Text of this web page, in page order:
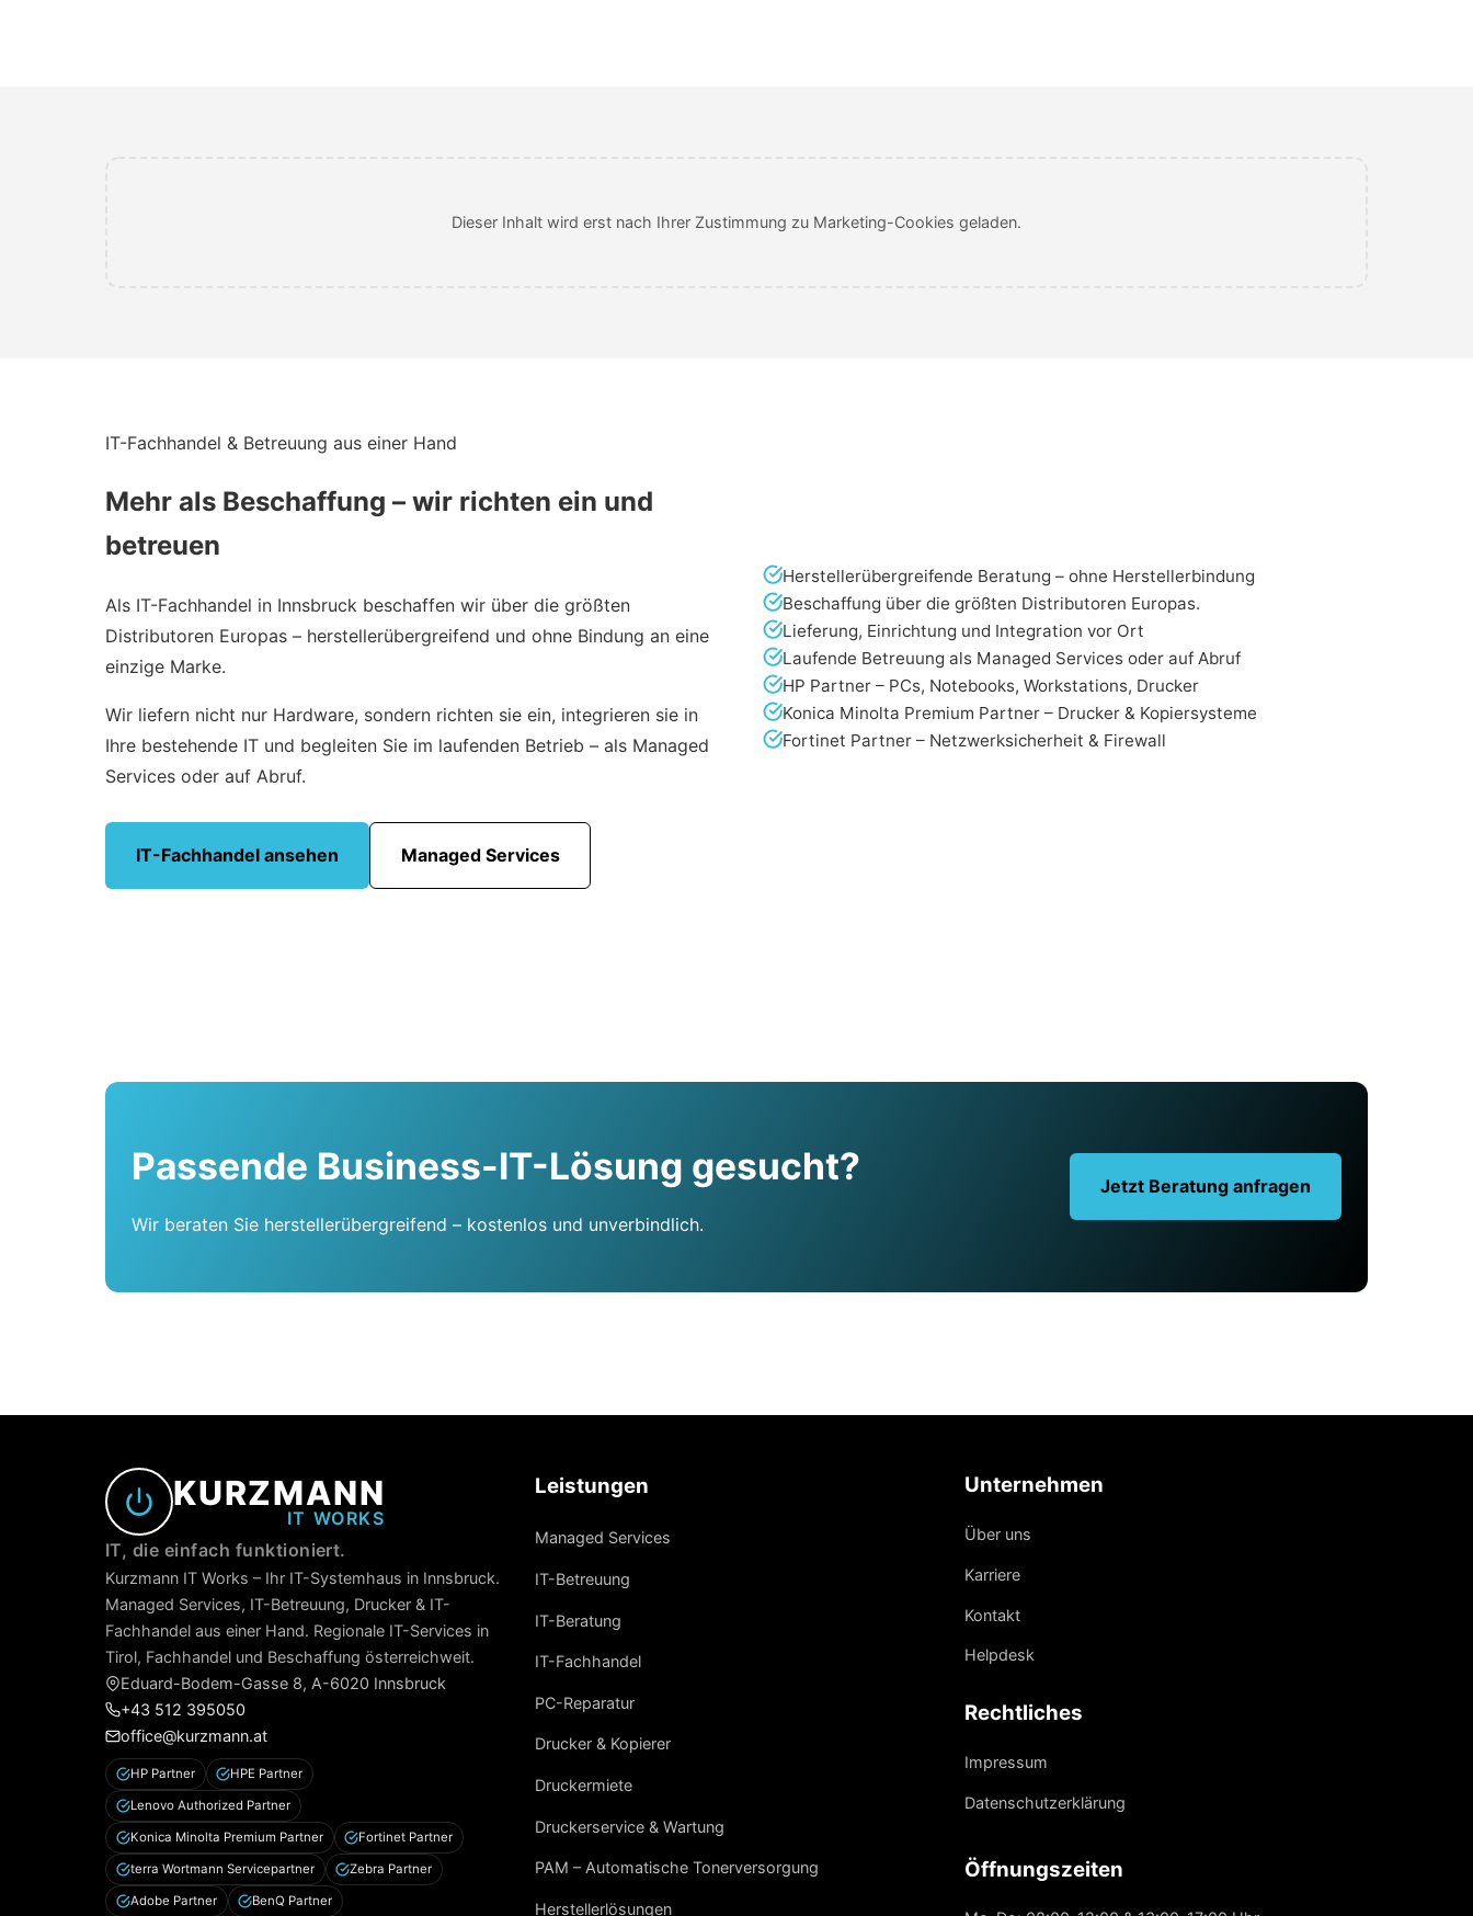
Dieser Inhalt wird erst nach Ihrer Zustimmung zu Marketing-Cookies geladen.
IT-Fachhandel & Betreuung aus einer Hand
Mehr als Beschaffung – wir richten ein und
betreuen
Als IT-Fachhandel in Innsbruck beschaffen wir über die größten
Distributoren Europas – herstellerübergreifend und ohne Bindung an eine
einzige Marke.
Wir liefern nicht nur Hardware, sondern richten sie ein, integrieren sie in
Ihre bestehende IT und begleiten Sie im laufenden Betrieb – als Managed
Services oder auf Abruf.
IT-Fachhandel ansehen Managed Services
Herstellerübergreifende Beratung – ohne Herstellerbindung
Beschaffung über die größten Distributoren Europas.
Lieferung, Einrichtung und Integration vor Ort
Laufende Betreuung als Managed Services oder auf Abruf
HP Partner – PCs, Notebooks, Workstations, Drucker
Konica Minolta Premium Partner – Drucker & Kopiersysteme
Fortinet Partner – Netzwerksicherheit & Firewall
Passende Business-IT-Lösung gesucht?
Wir beraten Sie herstellerübergreifend – kostenlos und unverbindlich.
Jetzt Beratung anfragen
KURZMANN
IT WORKS
IT, die einfach funktioniert.
Kurzmann IT Works – Ihr IT-Systemhaus in Innsbruck.
Managed Services, IT-Betreuung, Drucker & IT-
Fachhandel aus einer Hand. Regionale IT-Services in
Tirol, Fachhandel und Beschaffung österreichweit.
Eduard-Bodem-Gasse 8, A-6020 Innsbruck
+43 512 395050
office@kurzmann.at
HP Partner HPE Partner
Lenovo Authorized Partner
Konica Minolta Premium Partner Fortinet Partner
terra Wortmann Servicepartner Zebra Partner
Adobe Partner BenQ Partner
Leistungen
Managed Services
IT-Betreuung
IT-Beratung
IT-Fachhandel
PC-Reparatur
Drucker & Kopierer
Druckermiete
Druckerservice & Wartung
PAM – Automatische Tonerversorgung
Herstellerlösungen
Unternehmen
Über uns
Karriere
Kontakt
Helpdesk
Rechtliches
Impressum
Datenschutzerklärung
Öffnungszeiten